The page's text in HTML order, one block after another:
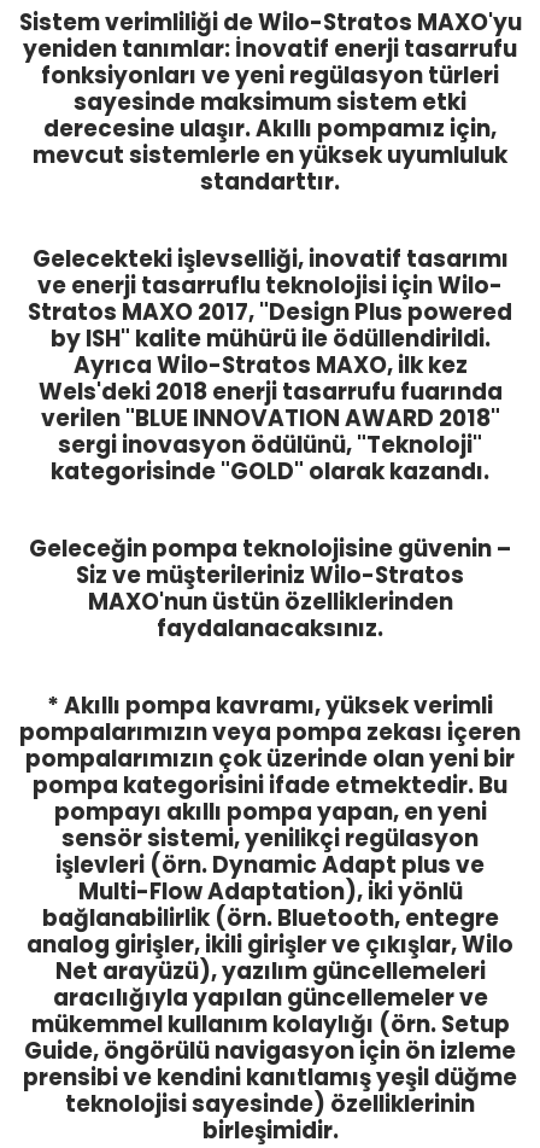
Sistem verimliliği de Wilo-Stratos MAXO'yu
yeniden tanımlar: İnovatif enerji tasarrufu
fonksiyonları ve yeni regülasyon türleri
sayesinde maksimum sistem etki
derecesine ulaşır. Akıllı pompamız için,
mevcut sistemlerle en yüksek uyumluluk
standarttır.
Gelecekteki işlevselliği, inovatif tasarımı
ve enerji tasarruflu teknolojisi için Wilo-
Stratos MAXO 2017, "Design Plus powered
by ISH" kalite mühürü ile ödüllendirildi.
Ayrıca Wilo-Stratos MAXO, ilk kez
Wels'deki 2018 enerji tasarrufu fuarında
verilen "BLUE INNOVATION AWARD 2018"
sergi inovasyon ödülünü, "Teknoloji"
kategorisinde "GOLD" olarak kazandı.
Geleceğin pompa teknolojisine güvenin –
Siz ve müşterileriniz Wilo-Stratos
MAXO'nun üstün özelliklerinden
faydalanacaksınız.
* Akıllı pompa kavramı, yüksek verimli
pompalarımızın veya pompa zekası içeren
pompalarımızın çok üzerinde olan yeni bir
pompa kategorisini ifade etmektedir. Bu
pompayı akıllı pompa yapan, en yeni
sensör sistemi, yenilikçi regülasyon
işlevleri (örn. Dynamic Adapt plus ve
Multi-Flow Adaptation), iki yönlü
bağlanabilirlik (örn. Bluetooth, entegre
analog girişler, ikili girişler ve çıkışlar, Wilo
Net arayüzü), yazılım güncellemeleri
aracılığıyla yapılan güncellemeler ve
mükemmel kullanım kolaylığı (örn. Setup
Guide, öngörülü navigasyon için ön izleme
prensibi ve kendini kanıtlamış yeşil düğme
teknolojisi sayesinde) özelliklerinin
birleşimidir.